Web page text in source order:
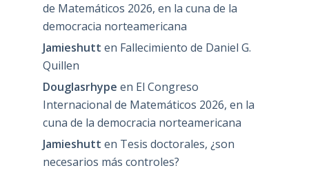
de Matemáticos 2026, en la cuna de la
democracia norteamericana
Jamieshutt en Fallecimiento de Daniel G.
Quillen
Douglasrhype en El Congreso
Internacional de Matemáticos 2026, en la
cuna de la democracia norteamericana
Jamieshutt en Tesis doctorales, ¿son
necesarios más controles?